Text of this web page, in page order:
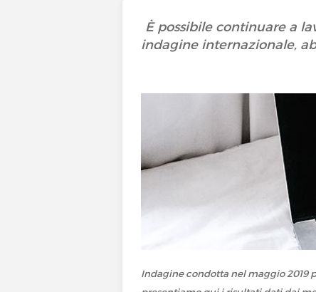
È possibile continuare a
indagine internazionale,
Indagine condotta nel maggio 2019